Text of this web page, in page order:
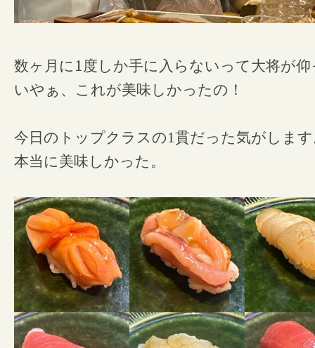
数ヶ月に 1度しか手に入らないって大将が
いやぁ、これが美味しかったの！
今日のトップクラスの1貫だった気がしま
本当に美味しかった。